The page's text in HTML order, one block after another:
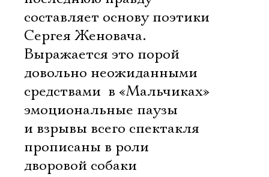
составляет основу поэтики
Сергея Женовача.
Выражается это порой
довольно неожиданными
средствами  в «Мальчиках»
эмоциональные паузы
и взрывы всего спектакля
прописаны в роли
дворовой собаки